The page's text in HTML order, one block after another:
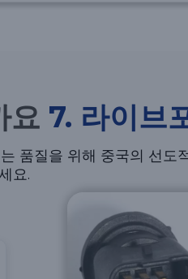
요 7. 라이브
품질을 위해 중국의 선
요.